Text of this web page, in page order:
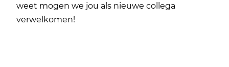
weet mogen we jou als nieuwe collega
verwelkomen!